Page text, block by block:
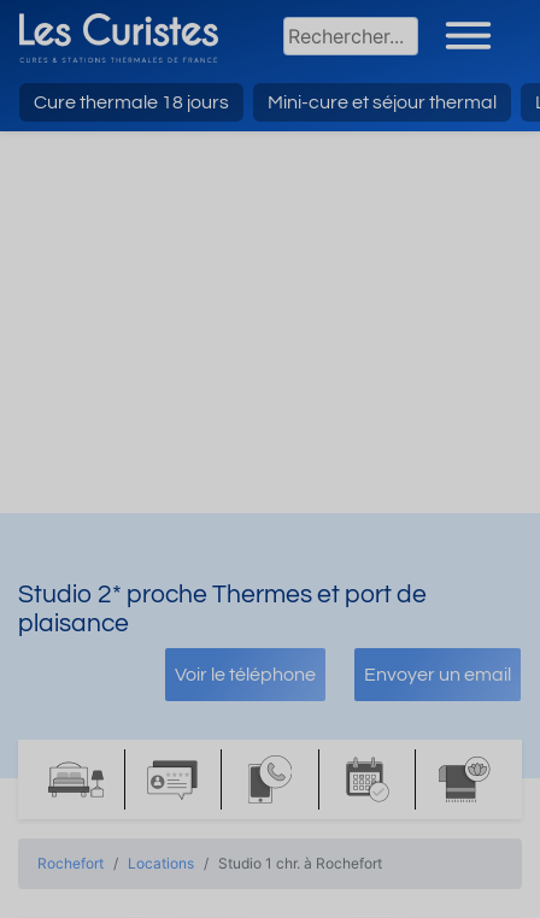
Cure thermale 18 jours Mini-cure et séjour thermal
Studio 2* proche Thermes et port de
plaisance
Voir le téléphone Envoyer un email
Rochefort Locations Studio 1 chr. à Rochefort